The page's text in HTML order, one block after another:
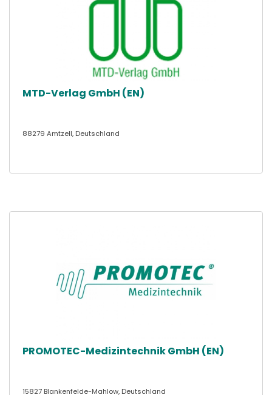
MTD-Verlag GmbH (EN)
88279 Amtzell, Deutschland
PROMOTEC-Medizintechnik GmbH (EN)
15827 Blankenfelde-Mahlow, Deutschland